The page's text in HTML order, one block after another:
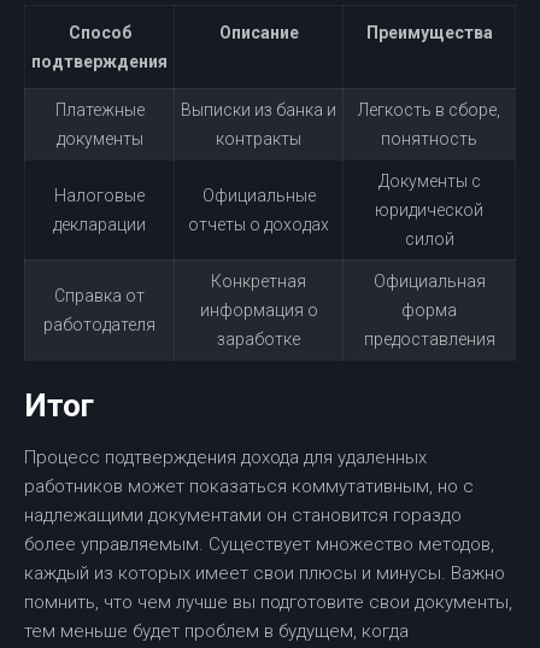
Способ
подтверждения
Описание Преимущества
Платежные
документы
Выписки из банка и
контракты
Легкость в сборе,
понятность
Налоговые
декларации
Официальные
отчеты о доходах
Документы с
юридической
силой
Справка от
работодателя
Конкретная
информация о
заработке
Официальная
форма
предоставления
Итог
Процесс подтверждения дохода для удаленных
работников может показаться коммутативным, но с
надлежащими документами он становится гораздо
более управляемым. Существует множество методов,
каждый из которых имеет свои плюсы и минусы. Важно
помнить, что чем лучше вы подготовите свои документы,
тем меньше будет проблем в будущем, когда